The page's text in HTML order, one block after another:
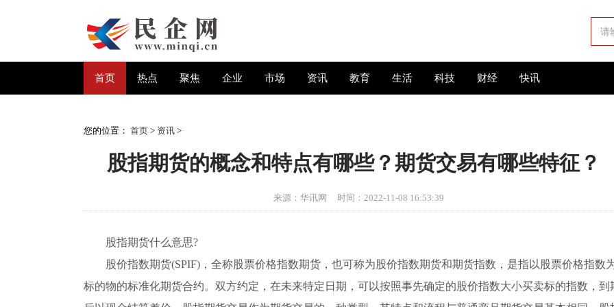
首页 热点 聚焦 企业 市场 资讯 教育 生活 科技 财经 快讯
您的位置： 首页 > 资讯 >
股指期货的概念和特点有哪些？期货交易有哪些特征？
来源：华讯网 时间：2022-11-08 16:53:39
股指期货什么意思?
股价指数期货(SPIF)，全称股票价格指数期货，也可称为股价指数期货和期货指数，是指以股票价格指数
标的物的标准化期货合约。双方约定，在未来特定日期，可以按照事先确定的股价指数大小买卖标的指数，到